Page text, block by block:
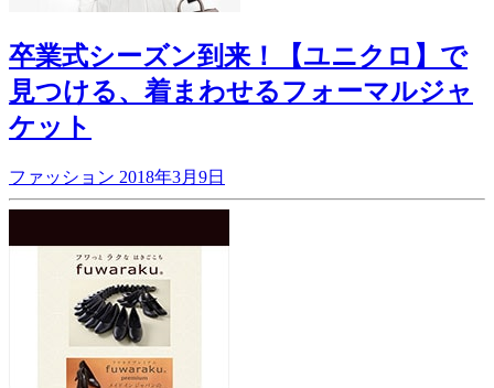
卒業式シーズン到来！【ユニクロ】で
見つける、着まわせるフォーマルジャ
ケット
ファッション 2018年3月9日